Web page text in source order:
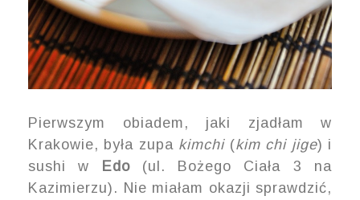
Pierwszym obiadem, jaki zjadłam w
Krakowie, była zupa kimchi(kim chi jige) i
sushi w Edo(ul. Bożego Ciała 3 na
Kazimierzu). Nie miałam okazji sprawdzić,